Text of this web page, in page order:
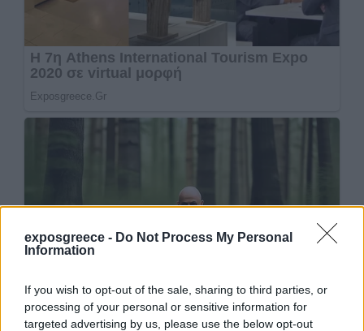
exposgreece - Do Not Process My Personal
Information
If you wish to opt-out of the sale, sharing to third parties, or
processing of your personal or sensitive information for
targeted advertising by us, please use the below opt-out